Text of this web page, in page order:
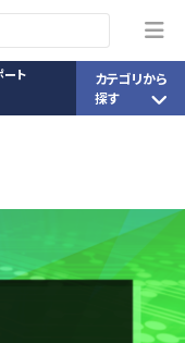
ート
カテゴリから
探す